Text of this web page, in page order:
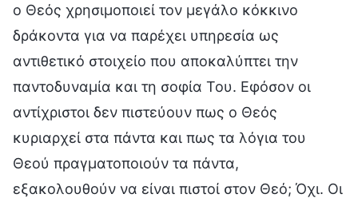
ο Θεός χρησιμοποιεί τον μεγάλο κόκκινο
δράκοντα για να παρέχει υπηρεσία ως
αντιθετικό στοιχείο που αποκαλύπτει την
παντοδυναμία και τη σοφία Του. Εφόσον οι
αντίχριστοι δεν πιστεύουν πως ο Θεός
κυριαρχεί στα πάντα και πως τα λόγια του
Θεού πραγματοποιούν τα πάντα,
εξακολουθούν να είναι πιστοί στον Θεό; Όχι. Οι